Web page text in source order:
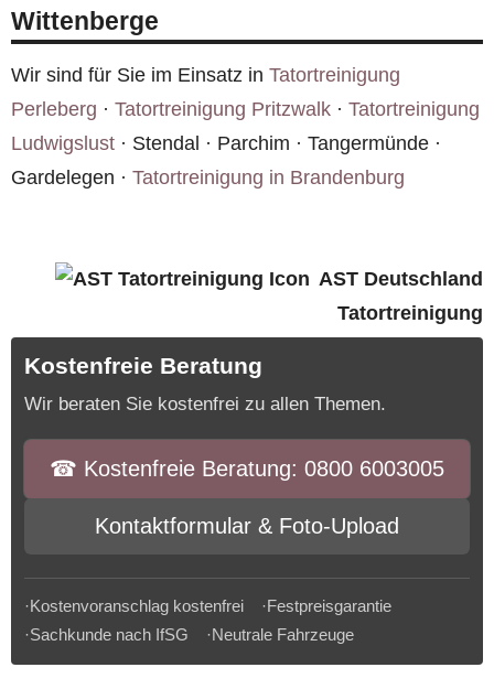
realistischen Kostenvoranschlag zu erstellen.
Wittenberge
Wir sind für Sie im Einsatz in Tatortreinigung
Perleberg · Tatortreinigung Pritzwalk · Tatortreinigung
Ludwigslust · Stendal · Parchim · Tangermünde ·
Gardelegen · Tatortreinigung in Brandenburg
AST Deutschland
Tatortreinigung
Kostenfreie Beratung
Wir beraten Sie kostenfrei zu allen Themen.
☎︎ Kostenfreie Beratung: 0800 6003005
Kontaktformular & Foto-Upload
·Kostenvoranschlag kostenfrei ·Festpreisgarantie
·Sachkunde nach IfSG ·Neutrale Fahrzeuge